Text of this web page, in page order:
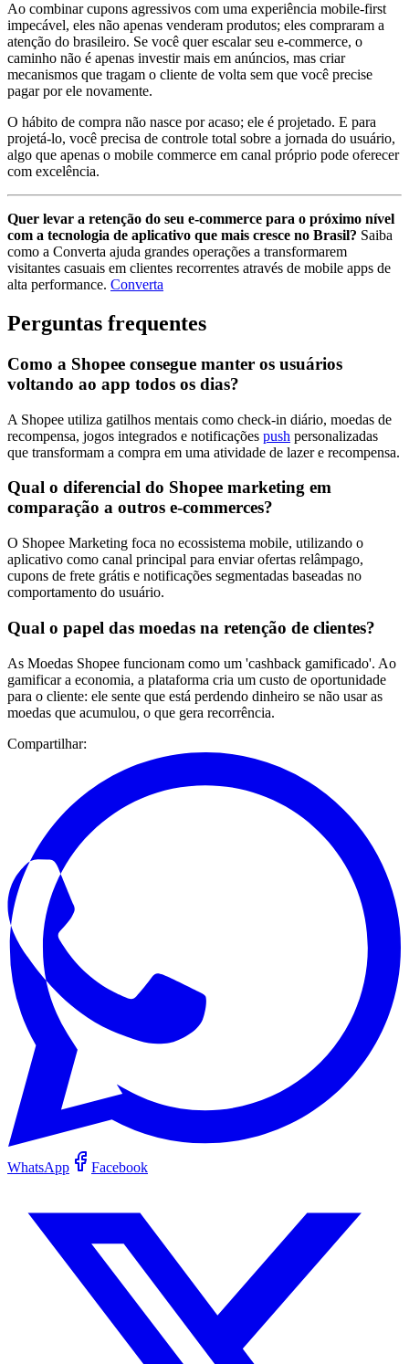
Ao combinar cupons agressivos com uma experiência mobile-first
impecável, eles não apenas venderam produtos; eles compraram a
atenção do brasileiro. Se você quer escalar seu e-commerce, o
caminho não é apenas investir mais em anúncios, mas criar
mecanismos que tragam o cliente de volta sem que você precise
pagar por ele novamente.
O hábito de compra não nasce por acaso; ele é projetado. E para
projetá-lo, você precisa de controle total sobre a jornada do usuário,
algo que apenas o mobile commerce em canal próprio pode oferecer
com excelência.
Quer levar a retenção do seu e-commerce para o próximo nível
com a tecnologia de aplicativo que mais cresce no Brasil? Saiba
como a Converta ajuda grandes operações a transformarem
visitantes casuais em clientes recorrentes através de mobile apps de
alta performance. Converta
Perguntas frequentes
Como a Shopee consegue manter os usuários
voltando ao app todos os dias?
A Shopee utiliza gatilhos mentais como check-in diário, moedas de
recompensa, jogos integrados e notificações push personalizadas
que transformam a compra em uma atividade de lazer e recompensa.
Qual o diferencial do Shopee marketing em
comparação a outros e-commerces?
O Shopee Marketing foca no ecossistema mobile, utilizando o
aplicativo como canal principal para enviar ofertas relâmpago,
cupons de frete grátis e notificações segmentadas baseadas no
comportamento do usuário.
Qual o papel das moedas na retenção de clientes?
As Moedas Shopee funcionam como um 'cashback gamificado'. Ao
gamificar a economia, a plataforma cria um custo de oportunidade
para o cliente: ele sente que está perdendo dinheiro se não usar as
moedas que acumulou, o que gera recorrência.
Compartilhar:
WhatsApp Facebook